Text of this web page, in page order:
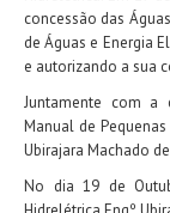
concessão das
de Águas e Energia
e autorizando a sua
Juntamente com a
Manual de
Ubirajara Machado
No dia 19 de